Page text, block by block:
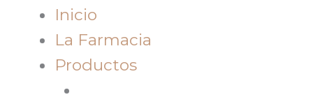
Inicio
La Farmacia
Productos